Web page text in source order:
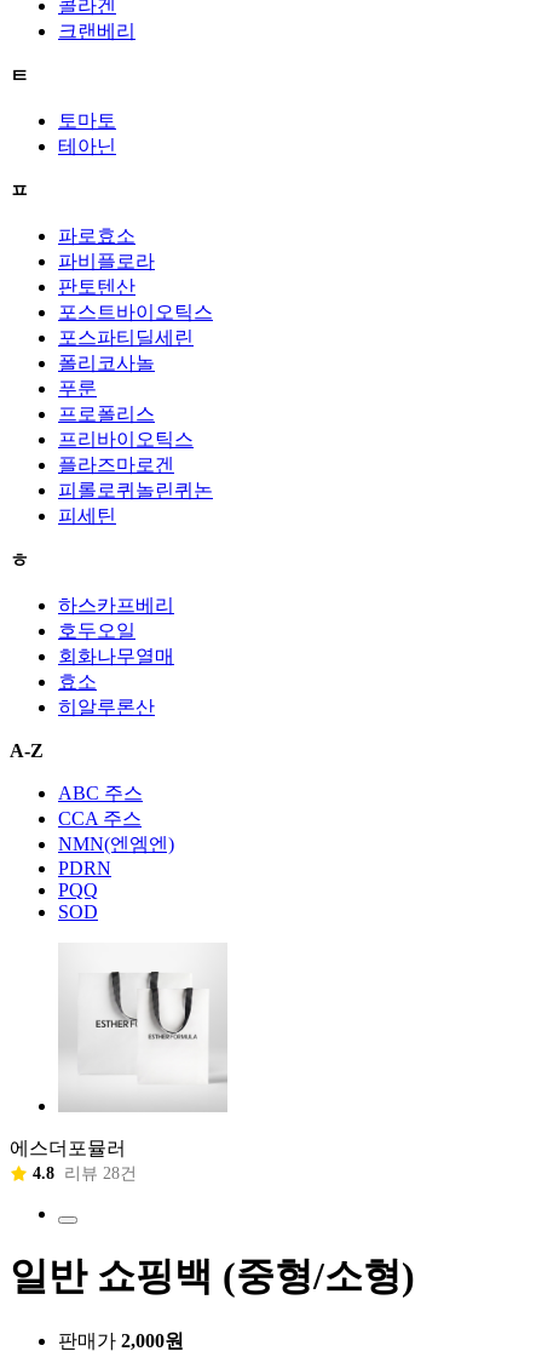
콜라겐
크랜베리
ㅌ
토마토
테아닌
ㅍ
파로효소
파비플로라
판토텐산
포스트바이오틱스
포스파티딜세린
폴리코사놀
푸룬
프로폴리스
프리바이오틱스
플라즈마로겐
피롤로퀴놀린퀴논
피세틴
ㅎ
하스카프베리
호두오일
회화나무열매
효소
히알루론산
A-Z
ABC 주스
CCA 주스
NMN(엔엠엔)
PDRN
PQQ
SOD
에스더포뮬러
4.8 리뷰 28건
일반 쇼핑백 (중형/소형)
판매가 2,000원